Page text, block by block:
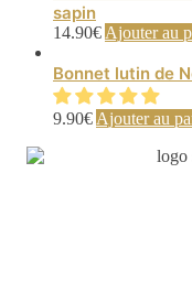
sapin
14.90€ Ajouter au
Bonnet lutin de
9.90€ Ajouter au